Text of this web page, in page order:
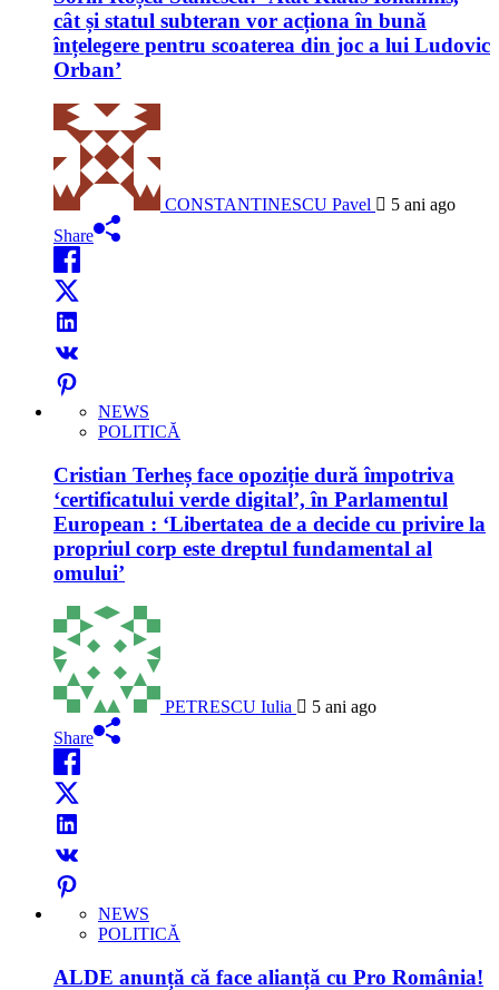
cât și statul subteran vor acționa în bună
înțelegere pentru scoaterea din joc a lui Ludovic
Orban’
CONSTANTINESCU Pavel
5 ani ago
Share
NEWS
POLITICĂ
Cristian Terheș face opoziție dură împotriva
‘certificatului verde digital’, în Parlamentul
European : ‘Libertatea de a decide cu privire la
propriul corp este dreptul fundamental al
omului’
PETRESCU Iulia
5 ani ago
Share
NEWS
POLITICĂ
ALDE anunță că face alianță cu Pro România!